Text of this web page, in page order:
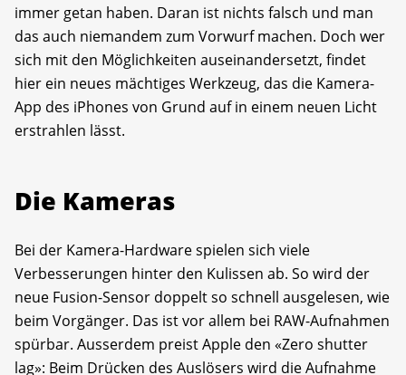
immer getan haben. Daran ist nichts falsch und man
das auch niemandem zum Vorwurf machen. Doch wer
sich mit den Möglichkeiten auseinandersetzt, findet
hier ein neues mächtiges Werkzeug, das die Kamera-
App des iPhones von Grund auf in einem neuen Licht
erstrahlen lässt.
Die Kameras
Bei der Kamera-Hardware spielen sich viele
Verbesserungen hinter den Kulissen ab. So wird der
neue Fusion-Sensor doppelt so schnell ausgelesen, wie
beim Vorgänger. Das ist vor allem bei RAW-Aufnahmen
spürbar. Ausserdem preist Apple den «Zero shutter
lag»: Beim Drücken des Auslösers wird die Aufnahme